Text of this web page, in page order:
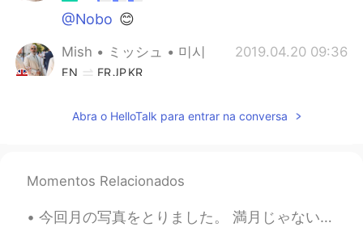
@Nobo 😊
Mish • ミッシュ • 미시 2019.04.20 09:36
EN FRJPKR
@Mish • ミッシュ • 미시
Hiroki 2019.04.20 09:33
Abra o HelloTalk para entrar na conversa
Momentos Relacionados
今回月の写真をとりました。 満月じゃないけど実はこのような月は特に好きです！ （縁をちゃんと見えるから、宇宙を遊泳してる気がする) 三つの写真、三つのフィルタ設定（だから色の違いがあります...